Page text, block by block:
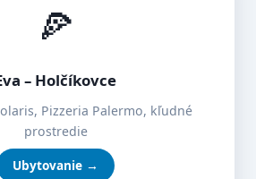
🍕
– Holčíkovce
Pizzeria Palermo, kľudné
prostredie
Ubytovanie →